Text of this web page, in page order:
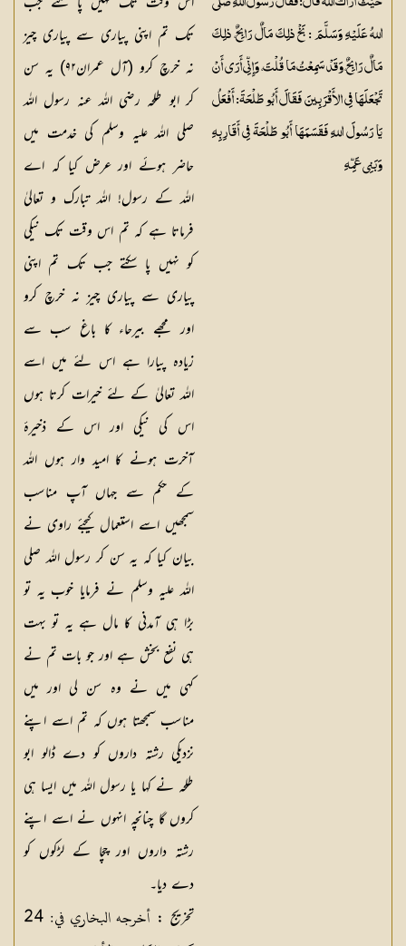
حَيْثُ أَرَاكَ اللهُ قَالَ: فَقَالَ رَسُولُ اللهِ صَلَّى
اللهُ عَلَيْهِ وَسَلَّمَ : بَخْ ذلِكَ مَالٌ رَابِحٌ، ذلِكَ
مَالٌ رَابِحٌ، وَقَدْ سَمِعْتُ مَا قُلْتَ، وَإِنِّي أَرَى أَنْ
تَجْعَلَهَا فِي الأَقْرَبِينَ فَقَالَ أَبُو طَلْحَةَ: أَفْعَلُ
يَا رَسُولَ اللهِ فَقَسَمَهَا أَبُو طَلْحَةَ فِي أَقَارِبِهِ
وَبَنِي عَمِّهِ
تک تم اپنی پیاری سے پیاری چیز
نہ خرچ کرو (آل عمران۹۲) یہ سن
کر ابو طلحہ رضی اللہ عنہ رسول اللہ
صلی اللہ علیہ وسلم کی خدمت میں
حاضر ہوئے اور عرض کیا کہ اے
اللہ کے رسول! اللہ تبارک و تعالیٰ
فرماتا ہے کہ تم اس وقت تک نیکی
کو نہیں پا سکتے جب تک تم اپنی
پیاری سے پیاری چیز نہ خرچ کرو
اور مجھے بیرحاء کا باغ سب سے
زیادہ پیارا ہے اس لئے میں اسے
اللہ تعالیٰ کے لئے خیرات کرتا ہوں
اس کی نیکی اور اس کے ذخیرۂ
آخرت ہونے کا امید وار ہوں اللہ
کے حکم سے جہاں آپ مناسب
سمجھیں اسے استعمال کیجئے راوی نے
بیان کیا کہ یہ سن کر رسول اللہ صلی
اللہ علیہ وسلم نے فرمایا خوب یہ تو
بڑا ہی آمدنی کا مال ہے یہ تو بہت
ہی نفع بخش ہے اور جو بات تم نے
کہی میں نے وہ سن لی اور میں
مناسب سمجھتا ہوں کہ تم اسے اپنے
نزدیکی رشتہ داروں کو دے ڈالو ابو
طلحہ نے کہا یا رسول اللہ میں ایسا ہی
کروں گا چنانچہ انہوں نے اسے اپنے
رشتہ داروں اور چچا کے لڑکوں کو
دے دیا۔
تخریج :
أخرجه البخاري في: 24